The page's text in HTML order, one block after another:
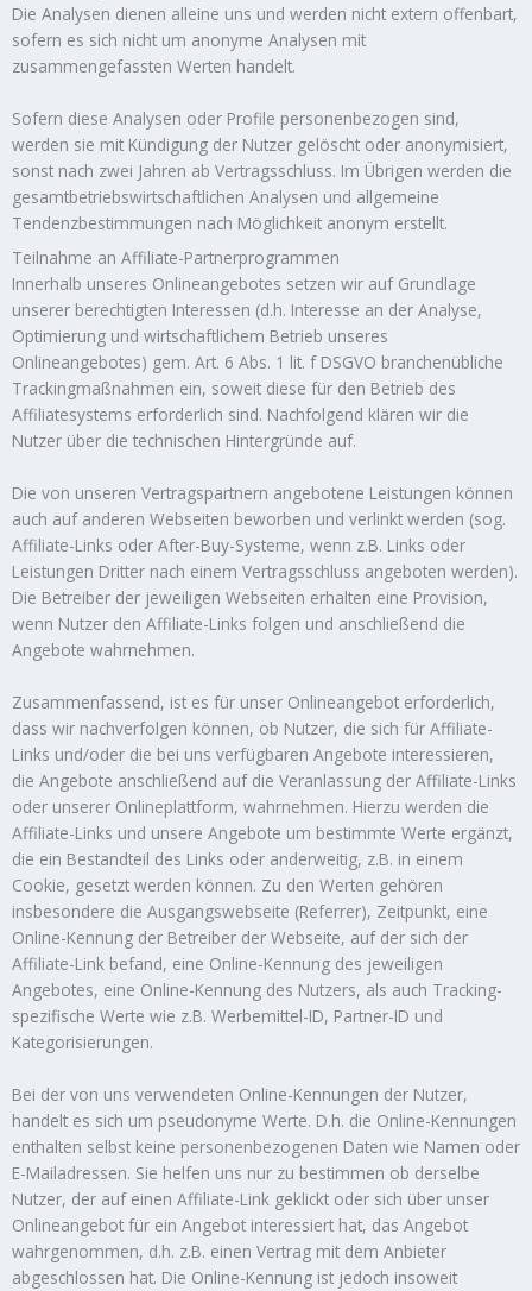
Die Analysen dienen alleine uns und werden nicht extern offenbart,
sofern es sich nicht um anonyme Analysen mit
zusammengefassten Werten handelt.
Sofern diese Analysen oder Profile personenbezogen sind,
werden sie mit Kündigung der Nutzer gelöscht oder anonymisiert,
sonst nach zwei Jahren ab Vertragsschluss. Im Übrigen werden die
gesamtbetriebswirtschaftlichen Analysen und allgemeine
Tendenzbestimmungen nach Möglichkeit anonym erstellt.
Teilnahme an Affiliate-Partnerprogrammen
Innerhalb unseres Onlineangebotes setzen wir auf Grundlage
unserer berechtigten Interessen (d.h. Interesse an der Analyse,
Optimierung und wirtschaftlichem Betrieb unseres
Onlineangebotes) gem. Art. 6 Abs. 1 lit. f DSGVO branchenübliche
Trackingmaßnahmen ein, soweit diese für den Betrieb des
Affiliatesystems erforderlich sind. Nachfolgend klären wir die
Nutzer über die technischen Hintergründe auf.
Die von unseren Vertragspartnern angebotene Leistungen können
auch auf anderen Webseiten beworben und verlinkt werden (sog.
Affiliate-Links oder After-Buy-Systeme, wenn z.B. Links oder
Leistungen Dritter nach einem Vertragsschluss angeboten werden).
Die Betreiber der jeweiligen Webseiten erhalten eine Provision,
wenn Nutzer den Affiliate-Links folgen und anschließend die
Angebote wahrnehmen.
Zusammenfassend, ist es für unser Onlineangebot erforderlich,
dass wir nachverfolgen können, ob Nutzer, die sich für Affiliate-
Links und/oder die bei uns verfügbaren Angebote interessieren,
die Angebote anschließend auf die Veranlassung der Affiliate-Links
oder unserer Onlineplattform, wahrnehmen. Hierzu werden die
Affiliate-Links und unsere Angebote um bestimmte Werte ergänzt,
die ein Bestandteil des Links oder anderweitig, z.B. in einem
Cookie, gesetzt werden können. Zu den Werten gehören
insbesondere die Ausgangswebseite (Referrer), Zeitpunkt, eine
Online-Kennung der Betreiber der Webseite, auf der sich der
Affiliate-Link befand, eine Online-Kennung des jeweiligen
Angebotes, eine Online-Kennung des Nutzers, als auch Tracking-
spezifische Werte wie z.B. Werbemittel-ID, Partner-ID und
Kategorisierungen.
Bei der von uns verwendeten Online-Kennungen der Nutzer,
handelt es sich um pseudonyme Werte. D.h. die Online-Kennungen
enthalten selbst keine personenbezogenen Daten wie Namen oder
E-Mailadressen. Sie helfen uns nur zu bestimmen ob derselbe
Nutzer, der auf einen Affiliate-Link geklickt oder sich über unser
Onlineangebot für ein Angebot interessiert hat, das Angebot
wahrgenommen, d.h. z.B. einen Vertrag mit dem Anbieter
abgeschlossen hat. Die Online-Kennung ist jedoch insoweit